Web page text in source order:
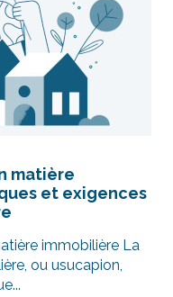
matière
et exigences
immobilière La
ou usucapion,